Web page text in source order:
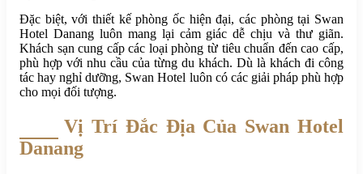
Đặc biệt, với thiết kế phòng ốc hiện đại, các phòng tại Swan
Hotel Danang luôn mang lại cảm giác dễ chịu và thư giãn.
Khách sạn cung cấp các loại phòng từ tiêu chuẩn đến cao cấp,
phù hợp với nhu cầu của từng du khách. Dù là khách đi công
tác hay nghỉ dưỡng, Swan Hotel luôn có các giải pháp phù hợp
cho mọi đối tượng.
Vị Trí Đắc Địa Của Swan Hotel
Danang